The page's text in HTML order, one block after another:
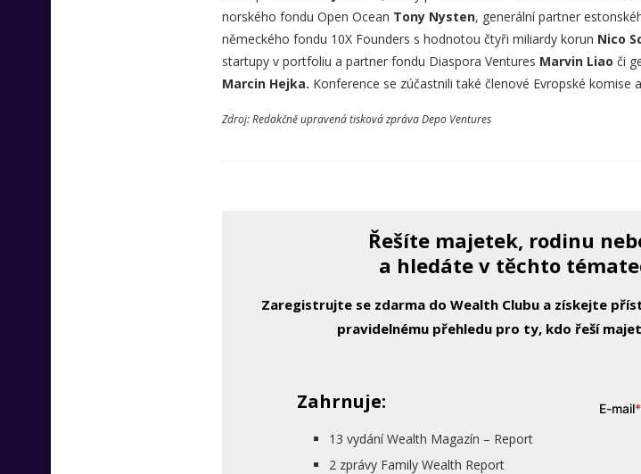
norského fondu Open Ocean Tony Nysten, generální partner
německého fondu 10X Founders s hodnotou čtyři miliardy korun Nico
startupy v portfoliu a partner fondu Diaspora Ventures Marvin Liao či
Marcin Hejka. Konference se zúčastnili také členové Evropské komise
Zdroj: Redakčně upravená tisková zpráva Depo Ventures
Řešíte majetek, rodinu
a hledáte v těchto
Zaregistrujte se zdarma do Wealth Clubu a získejte
pravidelnému přehledu pro ty, kdo řeší
Zahrnuje:
13 vydání Wealth Magazín – Report
2 zprávy Family Wealth Report
E-mail*